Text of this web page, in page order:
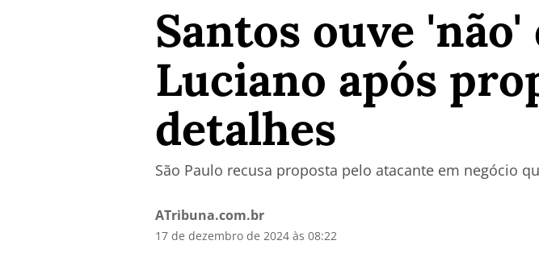
Santos ouve
Luciano após
detalhes
São Paulo recusa proposta pelo atacante em negócio
ATribuna.com.br
17 de dezembro de 2024 às 08:22